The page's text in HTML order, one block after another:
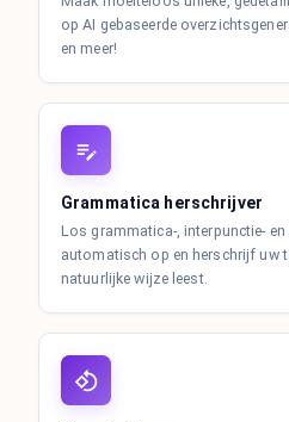
op AI gebaseerde
en meer!
Grammatica herschrijver
Los grammatica-, interpunctie-
automatisch op en herschrijf uw
natuurlijke wijze leest.